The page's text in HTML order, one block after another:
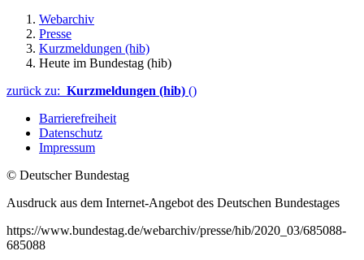
Webarchiv
Presse
Kurzmeldungen (hib)
Heute im Bundestag (hib)
zurück zu: Kurzmeldungen (hib) ()
Barrierefreiheit
Datenschutz
Impressum
© Deutscher Bundestag
Ausdruck aus dem Internet-Angebot des Deutschen Bundestages
https://www.bundestag.de/webarchiv/presse/hib/2020_03/685088-
685088